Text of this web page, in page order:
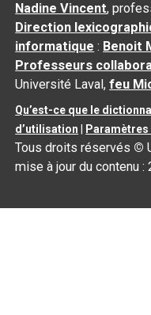
Nadine Vincent,
Direction
informatique : Benoit
Professeurs
Université Laval,feu
Qu’est-ce que le
d’utilisation
Tous droits réservés ©
mise à jour du contenu :